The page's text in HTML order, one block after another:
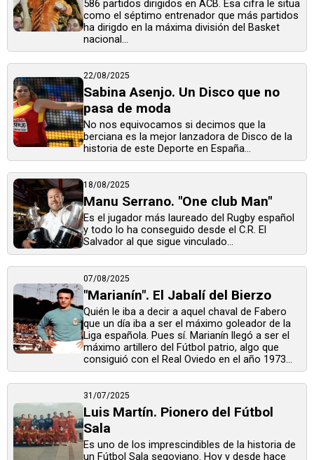
586 partidos dirigidos en ACB. Esa cifra le situa
como el séptimo entrenador que más partidos
ha dirigdo en la máxima división del Basket
nacional...
22/08/2025
Sabina Asenjo. Un Disco que no
pasa de moda
No nos equivocamos si decimos que la
berciana es la mejor lanzadora de Disco de la
historia de este Deporte en España...
18/08/2025
Manu Serrano. "One club Man"
Es el jugador más laureado del Rugby español
y todo lo ha conseguido desde el C.R. El
Salvador al que sigue vinculado...
07/08/2025
"Marianín". El Jabalí del Bierzo
Quién le iba a decir a aquel chaval de Fabero
que un día iba a ser el máximo goleador de la
Liga española. Pues sí. Marianín llegó a ser el
máximo artillero del Fútbol patrio, algo que
consiguió con el Real Oviedo en el año 1973...
31/07/2025
Luis Martín. Pionero del Fútbol
Sala
Es uno de los imprescindibles de la historia de
un Fútbol Sala segoviano. Hoy y desde hace